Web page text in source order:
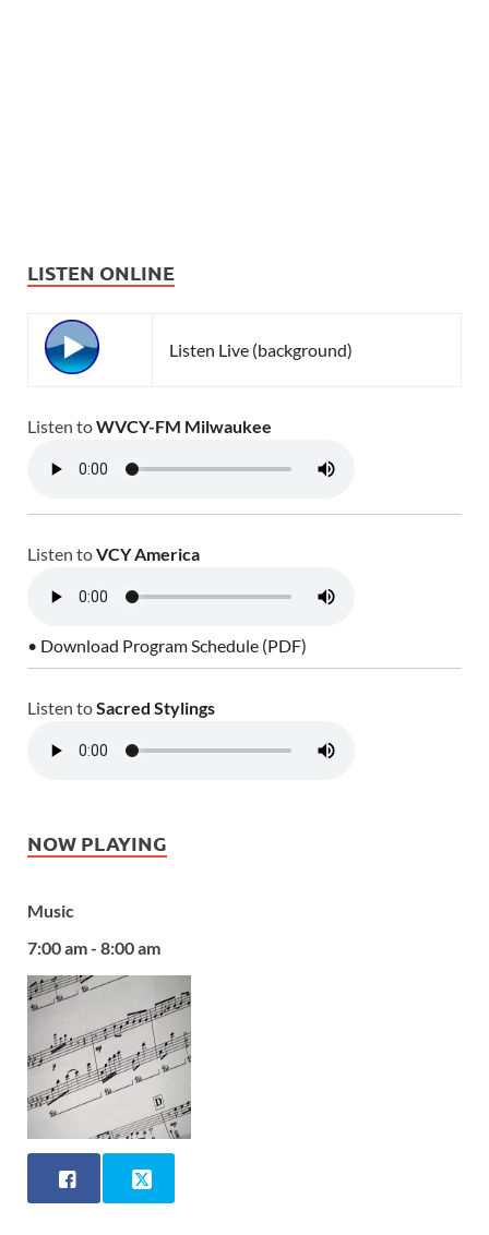
LISTEN ONLINE
Listen Live (background)
Listen toWVCY-FM Milwaukee
Listen toVCY America
• Download Program Schedule (PDF)
Listen toSacred Stylings
NOW PLAYING
Music
7:00 am - 8:00 am